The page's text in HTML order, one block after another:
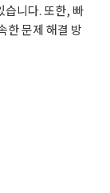
습니다. 또한, 빠
한 문제 해결 방